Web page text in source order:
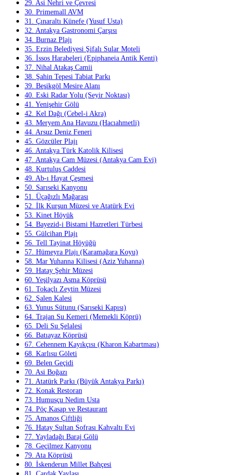
29. Asi Nehri ve Çevresi
30. Primemall AVM
31. Çınaraltı Künefe (Yusuf Usta)
32. Antakya Gastronomi Çarşısı
34. Burnaz Plajı
35. Erzin Belediyesi Şifalı Sular Moteli
36. İssos Harabeleri (Epiphaneia Antik Kenti)
37. Nihal Atakaş Camii
38. Şahin Tepesi Tabiat Parkı
39. Beşikgöl Mesire Alanı
40. Eski Radar Yolu (Seyir Noktası)
41. Yenişehir Gölü
42. Kel Dağı (Cebel-i Akra)
43. Meryem Ana Havuzu (Hacıahmetli)
44. Arsuz Deniz Feneri
45. Gözcüler Plajı
46. Antakya Türk Katolik Kilisesi
47. Antakya Cam Müzesi (Antakya Cam Evi)
48. Kurtuluş Caddesi
49. Ab-ı Hayat Çeşmesi
50. Sarıseki Kanyonu
51. Üçağızlı Mağarası
52. İlk Kurşun Müzesi ve Atatürk Evi
53. Kinet Höyük
54. Bayezid-i Bistami Hazretleri Türbesi
55. Gülcihan Plajı
56. Tell Tayinat Höyüğü
57. Hümeyra Plajı (Karamağara Koyu)
58. Mar Yuhanna Kilisesi (Aziz Yuhanna)
59. Hatay Şehir Müzesi
60. Yeşilyazı Asma Köprüsü
61. Tokaçlı Zeytin Müzesi
62. Şalen Kalesi
63. Yunus Sütunu (Sarıseki Kapısı)
64. Trajan Su Kemeri (Memekli Köprü)
65. Deli Su Şelalesi
66. Batıayaz Köprüsü
67. Cehennem Kayıkçısı (Kharon Kabartması)
68. Karlısu Göleti
69. Belen Geçidi
70. Asi Boğazı
71. Atatürk Parkı (Büyük Antakya Parkı)
72. Konak Restoran
73. Humusçu Nedim Usta
74. Pöç Kasap ve Restaurant
75. Amanos Çiftliği
76. Hatay Sultan Sofrası Kahvaltı Evi
77. Yayladağı Baraj Gölü
78. Geçilmez Kanyonu
79. Ata Köprüsü
80. İskenderun Millet Bahçesi